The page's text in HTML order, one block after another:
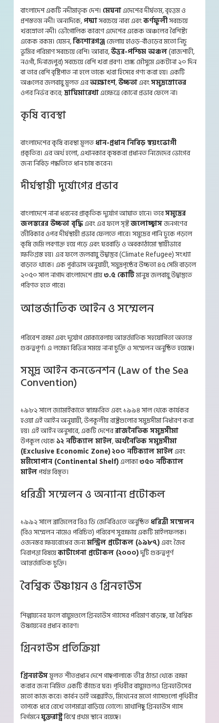
Skip
to
বাংলাদেশ একটি নদীমাতৃক দেশ। মেঘনাএদেশের দীর্ঘতম, বৃহত্তম ও
প্রশস্ততম নদী। অন্যদিকে,পদ্মাসবচেয়ে নাব্য এবংকর্ণফুলীসবচেয়ে
খরস্রোতা নদী। ভৌগোলিক কারণে এদেশের একেক অঞ্চলের বৈশিষ্ট্য
একেক রকম। যেমন,কিশোরগঞ্জজেলায় হাওড়-বাঁওড়ের মতো নিচু
ভূমির পরিমাণ সবচেয়ে বেশি। আবার,উত্তর-পশ্চিম অঞ্চল(রাজশাহী,
নওগাঁ, দিনাজপুর) সবচেয়ে বেশি খরা প্রবণ। শুষ্ক মৌসুমে একটানা ২০ দিন
বা তার বেশি বৃষ্টিপাত না হলে তাকে খরা হিসেবে গণ্য করা হয়। একটি
অঞ্চলের জলবায়ু মূলত এরঅক্ষাংশ,উচ্চতাএবংসমুদ্রস্রোতের
ওপর নির্ভর করে;দ্রাঘিমারেখাএক্ষেত্রে কোনো প্রভাব ফেলে না।
কৃষি ব্যবস্থা
বাংলাদেশের কৃষি ব্যবস্থা মূলতধান-প্রধান নিবিড় স্বয়ংভোগী
প্রকৃতির। এর অর্থ হলো, এখানকার কৃষকরা প্রধানত নিজেদের ভোগের
জন্য নিবিড় পদ্ধতিতে ধান চাষ করেন।
দীর্ঘস্থায়ী দুর্যোগের প্রভাব
বাংলাদেশে নানা ধরনের প্রাকৃতিক দুর্যোগ আঘাত হানে। তবেসমুদ্রের
জলস্তরের উচ্চতা বৃদ্ধিএবং এর ফলে সৃষ্টজলোচ্ছ্বাসজনগণের
জীবিকার ওপর দীর্ঘস্থায়ী প্রভাব ফেলতে পারে। সমুদ্রের পানি ঢুকে পড়লে
কৃষি জমি লবণাক্ত হয়ে পড়ে এবং ঘরবাড়ি ও অবকাঠামো স্থায়ীভাবে
ক্ষতিগ্রস্ত হয়। এর ফলে জলবায়ু উদ্বাস্তুর (Climate Refugee) সংখ্যা
বাড়তে থাকে। এক পূর্বাভাস অনুযায়ী, সমুদ্রপৃষ্ঠের উচ্চতা ৪৫ সেমি বাড়লে
২০৫০ সাল নাগাদ বাংলাদেশে প্রায়৩.৫ কোটিমানুষ জলবায়ু উদ্বাস্তুতে
পরিণত হতে পারে।
আন্তর্জাতিক আইন ও সম্মেলন
পরিবেশ রক্ষা এবং দুর্যোগ মোকাবেলায় আন্তর্জাতিক সহযোগিতা অত্যন্ত
গুরুত্বপূর্ণ। এ লক্ষ্যে বিভিন্ন সময়ে নানা চুক্তি ও সম্মেলন অনুষ্ঠিত হয়েছে।
সমুদ্র আইন কনভেনশন (Law of the Sea
Convention)
১৯৮২ সালে জ্যামাইকাতে স্বাক্ষরিত এবং ১৯৯৪ সাল থেকে কার্যকর
হওয়া এই আইন অনুযায়ী, উপকূলীয় রাষ্ট্রগুলোর সমুদ্রসীমা নির্ধারণ করা
হয়। এই আইন অনুসারে, একটি দেশেররাজনৈতিক সমুদ্রসীমা
উপকূল থেকে১২ নটিক্যাল মাইল,অর্থনৈতিক সমুদ্রসীমা
(Exclusive Economic Zone)২০০ নটিক্যাল মাইলএবং
মহীসোপান (Continental Shelf)এলাকা৩৫০ নটিক্যাল
মাইলপর্যন্ত বিস্তৃত।
ধরিত্রী সম্মেলন ও অন্যান্য প্রটোকল
১৯৯২ সালে ব্রাজিলের রিও ডি জেনিরিওতে অনুষ্ঠিতধরিত্রী সম্মেলন
(রিও সম্মেলন নামেও পরিচিত) পরিবেশ সুরক্ষায় একটি মাইলফলক।
ওজনস্তর ক্ষয়রোধের জন্যমন্ট্রিল প্রটোকল (১৯৮৭)এবং জৈব
নিরাপত্তা বিষয়েকার্টাগেনা প্রটোকল (২০০০)দুটি গুরুত্বপূর্ণ
আন্তর্জাতিক চুক্তি।
বৈশ্বিক উষ্ণায়ন ও গ্রিনহাউস
শিল্পায়নের ফলে বায়ুমণ্ডলে গ্রিনহাউস গ্যাসের পরিমাণ বাড়ছে, যা বৈশ্বিক
উষ্ণায়নের প্রধান কারণ।
গ্রিনহাউস প্রতিক্রিয়া
গ্রিনহাউসমূলত শীতপ্রধান দেশে গাছপালাকে তীব্র ঠান্ডা থেকে রক্ষা
করার জন্য নির্মিত একটি কাঁচের ঘর। পৃথিবীর বায়ুমণ্ডলও গ্রিনহাউসের
মতো কাজ করে। কার্বন ডাই অক্সাইড, মিথেনের মতো গ্যাসগুলো পৃথিবীর
তাপকে ধরে রেখে তাপমাত্রা বাড়িয়ে তোলে। মাথাপিছু গ্রিনহাউস গ্যাস
নির্গমনেযুক্তরাষ্ট্রবিশ্বে প্রথম স্থানে রয়েছে।